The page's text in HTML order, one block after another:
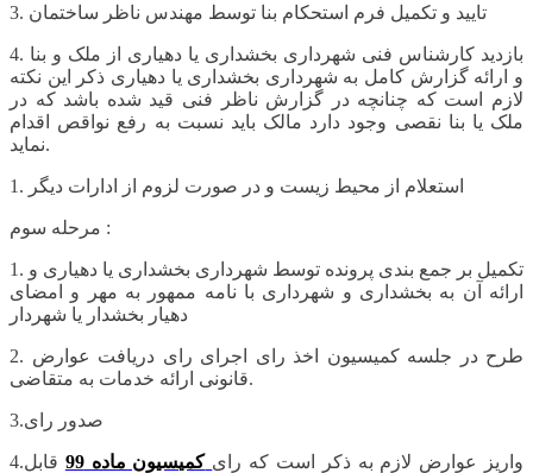
3. تایید و تکمیل فرم استحکام بنا توسط مهندس ناظر ساختمان
4. بازدید کارشناس فنی شهرداری بخشداری یا دهیاری از ملک و بنا
و ارائه گزارش کامل به شهرداری بخشداری یا دهیاری ذکر این نکته
لازم است که چنانچه در گزارش ناظر فنی قید شده باشد که در
ملک یا بنا نقصی وجود دارد مالک باید نسبت به رفع نواقص اقدام
نماید.
1. استعلام از محیط زیست و در صورت لزوم از ادارات دیگر
مرحله سوم :
1. تکمیل بر جمع بندی پرونده توسط شهرداری بخشداری یا دهیاری و
ارائه آن به بخشداری و شهرداری با نامه ممهور به مهر و امضای
دهیار بخشدار یا شهردار
2. طرح در جلسه کمیسیون اخذ رای اجرای رای دریافت عوارض
قانونی ارائه خدمات به متقاضی.
3.صدور رای
4.واریز عوارض لازم به ذکر است که رای کمیسیون ماده 99 قابل